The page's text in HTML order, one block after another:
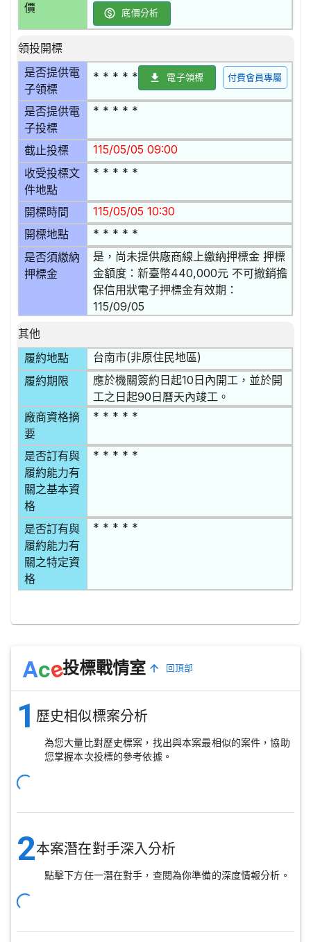
價
底價分析
領投開標
是否提供電
子領標
* * * * * 電子領標 付費會員專屬
是否提供電
子投標
* * * * *
截止投標 115/05/05 09:00
收受投標文
件地點
* * * * *
開標時間 115/05/05 10:30
開標地點 * * * * *
是否須繳納
押標金
是，尚未提供廠商線上繳納押標金 押標
金額度：新臺幣440,000元 不可撤銷擔
保信用狀電子押標金有效期：
115/09/05
其他
履約地點
台南市(非原住民地區)
履約期限
應於機關簽約日起10日內開工，並於開
工之日起90日曆天內竣工。
廠商資格摘
要
* * * * *
是否訂有與
履約能力有
關之基本資
格
* * * * *
是否訂有與
履約能力有
關之特定資
格
* * * * *
Ace投標戰情室 回頂部
1 歷史相似標案分析
為您大量比對歷史標案，找出與本案最相似的案件，協助
您掌握本次投標的參考依據。
2本案潛在對手深入分析
點擊下方任一潛在對手，查閱為你準備的深度情報分析。